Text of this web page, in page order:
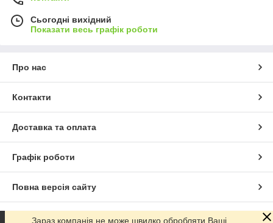
Сьогодні вихідний
Показати весь графік роботи
Про нас
Контакти
Доставка та оплата
Графік роботи
Повна версія сайту
Сайт створено на маркетплейсі Prom.ua
Зараз компанія не може швидко обробляти Ваші